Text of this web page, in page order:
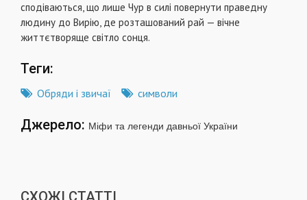
сподіваються, що лише Чур в силі повернути праведну
людину до Вирію, де розташований рай — вічне
життєтворяще світло сонця.
Теги:
Обряди і звичаї символи
Джерело: Міфи та легенди давньої України